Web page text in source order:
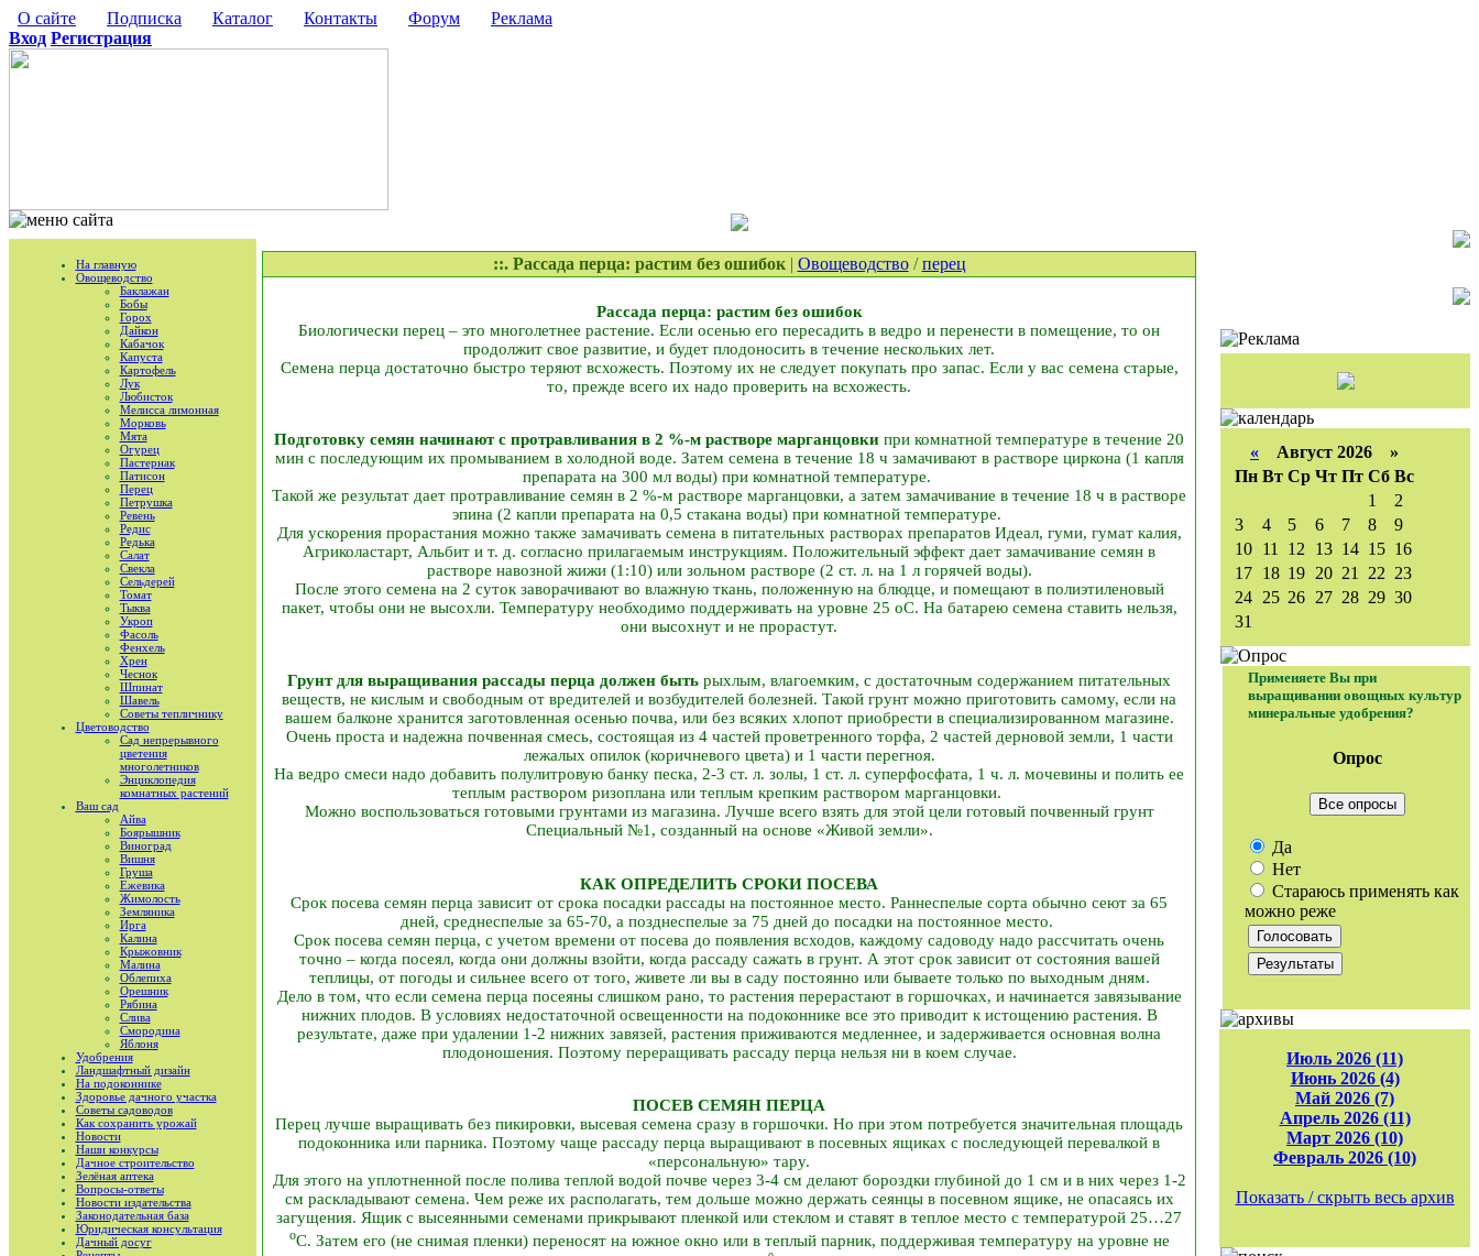
О сайте Подписка Каталог Контакты Форум
Реклама
Вход Регистрация
На главную
Овощеводство
Баклажан
Бобы
Горох
Дайкон
Кабачок
Капуста
Картофель
Лук
Любисток
Мелисса лимонная
Морковь
Мята
Огурец
Пастернак
Патисон
Перец
Петрушка
Ревень
Редис
Редька
Салат
Свекла
Сельдерей
Томат
Тыква
Укроп
Фасоль
Фенхель
Хрен
Чеснок
Шпинат
Шавель
Советы тепличнику
Цветоводство
Сад непрерывного
цветения
многолетников
Энциклопедия
комнатных растений
Ваш сад
Айва
Боярышник
Виноград
Вишня
Груша
Ежевика
Жимолость
Земляника
Ирга
Калина
Крыжовник
Малина
Облепиха
Орешник
Рябина
Слива
Смородина
Яблоня
Удобрения
Ландшафтный дизайн
На подоконнике
Здоровье дачного участка
Советы садоводов
Как сохранить урожай
Новости
Наши конкурсы
Дачное строительство
Зелёная аптека
Вопросы-ответы
Новости издательства
Законодательная база
Юридическая консультация
Дачный досуг
::. Рассада перца: растим без ошибок| Овощеводство/перец
Рассада перца: растим без ошибок
Биологически перец – это многолетнее растение. Если осенью его пересадить в ведро и перенести в помещение, то он
продолжит свое развитие, и будет плодоносить в течение нескольких лет.
Семена перца достаточно быстро теряют всхожесть. Поэтому их не следует покупать про запас. Если у вас семена старые,
то, прежде всего их надо проверить на всхожесть.
Подготовку семян начинают с протравливания в 2 %-м растворе марганцовки при комнатной температуре в течение 20
мин с последующим их промыванием в холодной воде. Затем семена в течение 18 ч замачивают в растворе циркона (1 капля
препарата на 300 мл воды) при комнатной температуре.
Такой же результат дает протравливание семян в 2 %-м растворе марганцовки, а затем замачивание в течение 18 ч в растворе
эпина (2 капли препарата на 0,5 стакана воды) при комнатной температуре.
Для ускорения прорастания можно также замачивать семена в питательных растворах препаратов Идеал, гуми, гумат калия,
Агрикола­старт, Альбит и т. д. согласно прилагаемым инструкциям. Положительный эффект дает замачивание семян в
растворе навозной жижи (1:10) или зольном растворе (2 ст. л. на 1 л горячей воды).
После этого семена на 2 суток заворачивают во влажную ткань, положенную на блюдце, и помещают в полиэтиленовый
пакет, чтобы они не высохли. Температуру необходимо поддерживать на уровне 25 оС. На батарею семена ставить нельзя,
они высохнут и не прорастут.
Грунт для выращивания рассады перца должен быть рыхлым, влагоемким, с достаточным содержанием питательных
веществ, не кислым и свободным от вредителей и возбудителей болезней. Такой грунт можно приготовить самому, если на
вашем балконе хранится заготовленная осенью почва, или без всяких хлопот приобрести в специализированном магазине.
Очень проста и надежна почвенная смесь, состоящая из 4 частей проветренного торфа, 2 частей дерновой земли, 1 части
лежалых опилок (коричневого цвета) и 1 части перегноя.
На ведро смеси надо добавить полулитровую банку песка, 2-3 ст. л. золы, 1 ст. л. суперфосфата, 1 ч. л. мочевины и полить ее
теплым раствором ризоплана или теплым крепким раствором марганцовки.
Можно воспользоваться готовыми грунтами из магазина. Лучше всего взять для этой цели готовый почвенный грунт
Специальный №1, созданный на основе «Живой земли».
КАК ОПРЕДЕЛИТЬ СРОКИ ПОСЕВА
Срок посева семян перца зависит от срока посадки рассады на постоянное место. Раннеспелые сорта обычно сеют за 65
дней, среднеспелые за 65-70, а позднеспелые за 75 дней до посадки на постоянное место.
Срок посева семян перца, с учетом времени от посева до появления всходов, каждому садоводу надо рассчитать очень
точно – когда посеял, когда они должны взойти, когда рассаду сажать в грунт. А этот срок зависит от состояния вашей
теплицы, от погоды и сильнее всего от того, живете ли вы в саду постоянно или бываете только по выходным дням.
Дело в том, что если семена перца посеяны слишком рано, то растения перерастают в горшочках, и начинается завязывание
нижних плодов. В условиях недостаточной освещенности на подоконнике все это приводит к истощению растения. В
результате, даже при удалении 1-2 нижних завязей, растения приживаются медленнее, и задерживается основная волна
плодоношения. Поэтому переращивать рассаду перца нельзя ни в коем случае.
ПОСЕВ СЕМЯН ПЕРЦА
Перец лучше выращивать без пикировки, высевая семена сразу в горшочки. Но при этом потребуется значительная площадь
подоконника или парника. Поэтому чаще рассаду перца выращивают в посевных ящиках с последующей перевалкой в
«персональную» тару.
Для этого на уплотненной после полива теплой водой почве через 3-4 см делают бороздки глубиной до 1 см и в них через 1-2
см раскладывают семена. Чем реже их располагать, тем дольше можно держать сеянцы в посевном ящике, не опасаясь их
загущения. Ящик с высеянными семенами прикрывают пленкой или стеклом и ставят в теплое место с температурой 25…27
оС. Затем его (не снимая пленки) переносят на южное окно или в теплый парник, поддерживая температуру на уровне не
« Август 2026 »
Пн Вт Ср Чт Пт Сб Вс
1
2
3
4 5 6 7 8
9
10 11 12 13 14 15 16
17 18 19 20 21 22 23
24 25 26 27 28 29 30
31
Применяете Вы при
выращивании овощных культур
минеральные удобрения?
Опрос
Все опросы
Да
Нет
Стараюсь применять как
можно реже
Июль 2026 (11)
Июнь 2026 (4)
Май 2026 (7)
Апрель 2026 (11)
Март 2026 (10)
Февраль 2026 (10)
Показать / скрыть весь архив